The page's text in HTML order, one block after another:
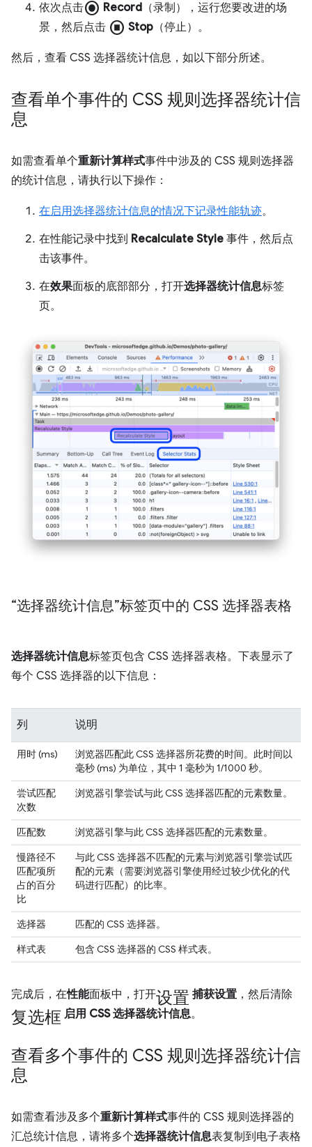
依次点击radio_button_checked Record （录制），运行您要改进的场
景，然后点击 stop_circle Stop （停止）。
然后，查看 CSS 选择器统计信息，如以下部分所述。
查看单个事件的 CSS 规则选择器统计信
息
如需查看单个重新计算样式事件中涉及的 CSS 规则选择器
的统计信息，请执行以下操作：
在启用选择器统计信息的情况下记录性能轨迹。
在性能记录中找到 Recalculate Style 事件，然后点
击该事件。
在效果面板的底部部分，打开选择器统计信息标签
页。
“选择器统计信息”标签页中的 CSS 选择器表格
选择器统计信息标签页包含 CSS 选择器表格。下表显示了
每个 CSS 选择器的以下信息：
列 说明
用时 (ms)
浏览器匹配此 CSS 选择器所花费的时间。此时间以
毫秒 (ms) 为单位，其中 1 毫秒为 1/1000 秒。
尝试匹配
次数
浏览器引擎尝试与此 CSS 选择器匹配的元素数量。
匹配数
浏览器引擎与此 CSS 选择器匹配的元素数量。
慢路径不
匹配项所
占的百分
比
与此 CSS 选择器不匹配的元素与浏览器引擎尝试匹
配的元素（需要浏览器引擎使用经过较少优化的代
码进行匹配）的比率。
选择器
匹配的 CSS 选择器。
样式表
包含 CSS 选择器的 CSS 样式表。
完成后，在性能面板中，打开设置 捕获设置 ，然后清除
复选框 启用 CSS 选择器统计信息。
查看多个事件的 CSS 规则选择器统计信
息
如需查看涉及多个重新计算样式事件的 CSS 规则选择器的
汇总统计信息，请将多个选择器统计信息表复制到电子表格